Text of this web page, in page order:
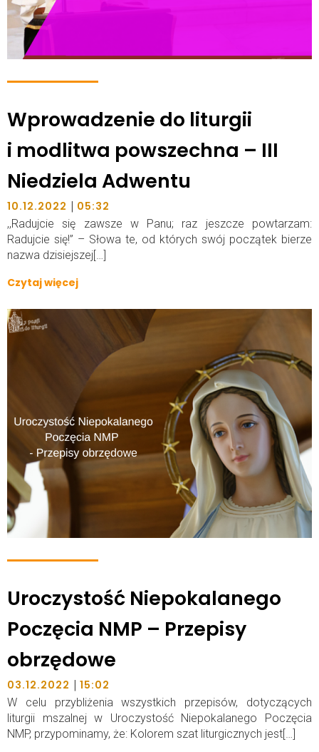
Wprowadzenie do liturgii
i modlitwa powszechna – III
Niedziela Adwentu
10.12.2022 | 05:32
,,Radujcie się zawsze w Panu; raz jeszcze powtarzam:
Radujcie się!” – Słowa te, od których swój początek bierze
nazwa dzisiejszej[…]
Czytaj więcej
Uroczystość Niepokalanego
Poczęcia NMP – Przepisy
obrzędowe
03.12.2022 | 15:02
W celu przybliżenia wszystkich przepisów, dotyczących
liturgii mszalnej w Uroczystość Niepokalanego Poczęcia
NMP, przypominamy, że: Kolorem szat liturgicznych jest[…]